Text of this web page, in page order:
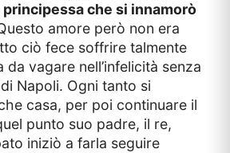
principessa che si innamorò
amore però non era
ciò fece soffrire talmente
vagare nell’infelicità senza
Napoli. Ogni tanto si
casa, per poi continuare il
punto suo padre, il re,
iniziò a farla seguire